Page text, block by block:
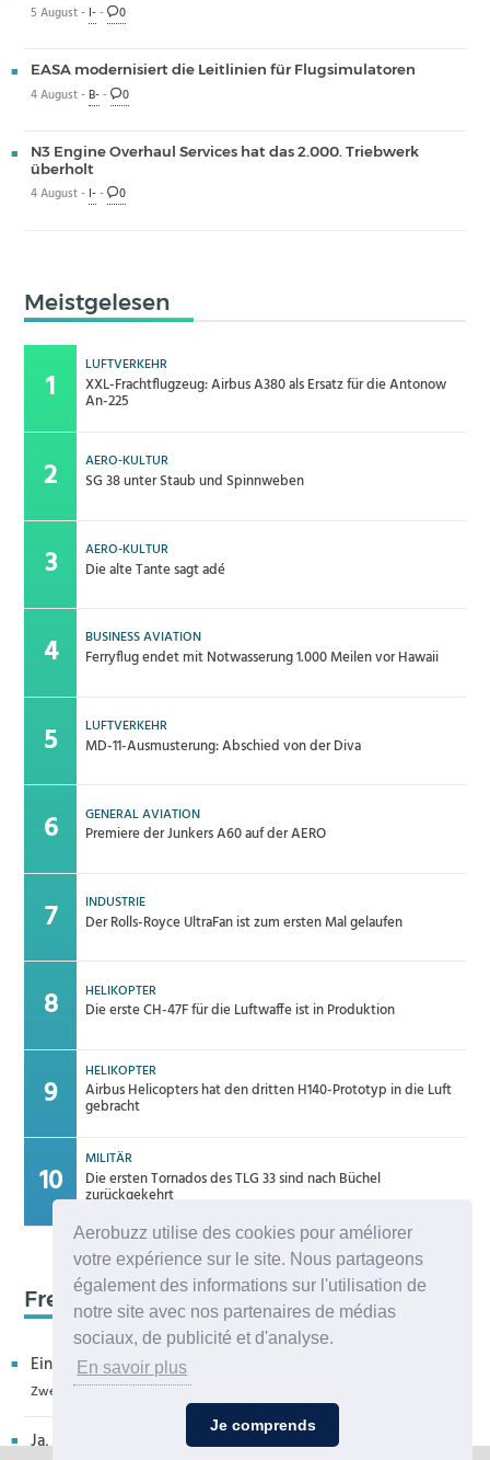
Aerobuzz utilise des cookies pour améliorer
votre expérience sur le site. Nous partageons
également des informations sur l'utilisation de
notre site avec nos partenaires de médias
sociaux, de publicité et d'analyse.
En savoir plus
Je comprends
5 August - I-- 0
EASA modernisiert die Leitlinien für Flugsimulatoren
4 August -B-- 0
N3 Engine Overhaul Services hat das 2.000. Triebwerk
überholt
4 August - I-- 0
Meistgelesen
LUFTVERKEHR
XXL-Frachtflugzeug: Airbus A380 als Ersatz für die Antonow
An-225
AERO-KULTUR
SG 38 unter Staub und Spinnweben
AERO-KULTUR
Die alte Tante sagt adé
BUSINESS AVIATION
Ferryflug endet mit Notwasserung 1.000 Meilen vor Hawaii
LUFTVERKEHR
MD-11-Ausmusterung: Abschied von der Diva
GENERAL AVIATION
Premiere der Junkers A60 auf der AERO
INDUSTRIE
Der Rolls-Royce UltraFan ist zum ersten Mal gelaufen
HELIKOPTER
Die erste CH-47F für die Luftwaffe ist in Produktion
HELIKOPTER
Airbus Helicopters hat den dritten H140-Prototyp in die Luft
gebracht
MILITÄR
Die ersten Tornados des TLG 33 sind nach Büchel
zurückgekehrt
Frequenz 123,45
Ein kritischer Leser bedankt sich für die Aufnahme in eur...
Zweiter H160M-Prototyp fliegt
Ja, sehr bedauerlich diese Entwicklung, die allenthalben um